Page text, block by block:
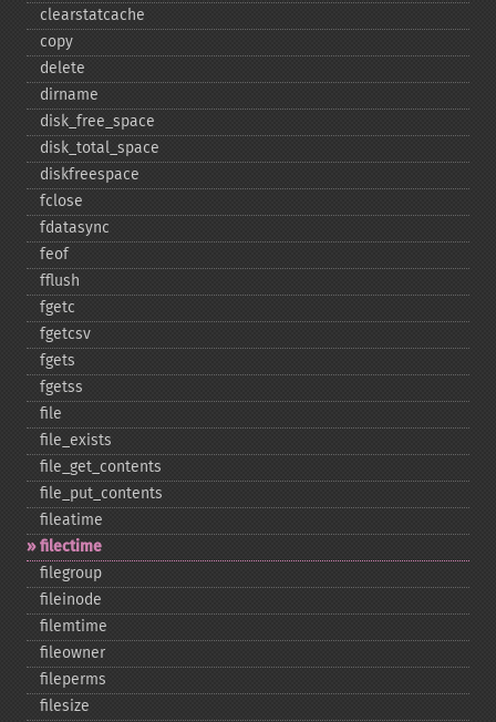
clearstatcache
copy
delete
dirname
disk_​free_​space
disk_​total_​space
diskfreespace
fclose
fdatasync
feof
fflush
fgetc
fgetcsv
fgets
fgetss
file
file_​exists
file_​get_​contents
file_​put_​contents
fileatime
filectime
filegroup
fileinode
filemtime
fileowner
fileperms
filesize